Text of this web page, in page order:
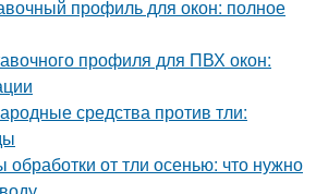
профиль для окон: полное
профиля для ПВХ окон:
средства против тли:
обработки от тли осенью: что нужно